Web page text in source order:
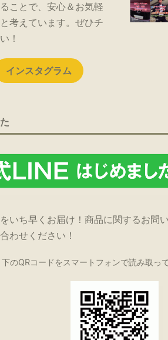
ことで、安心＆お気軽
考えています。ぜひチ
！
インスタグラム
いち早くお届け！商品に関するお問
わせください！
下のQRコードをスマートフォンで読み取っ